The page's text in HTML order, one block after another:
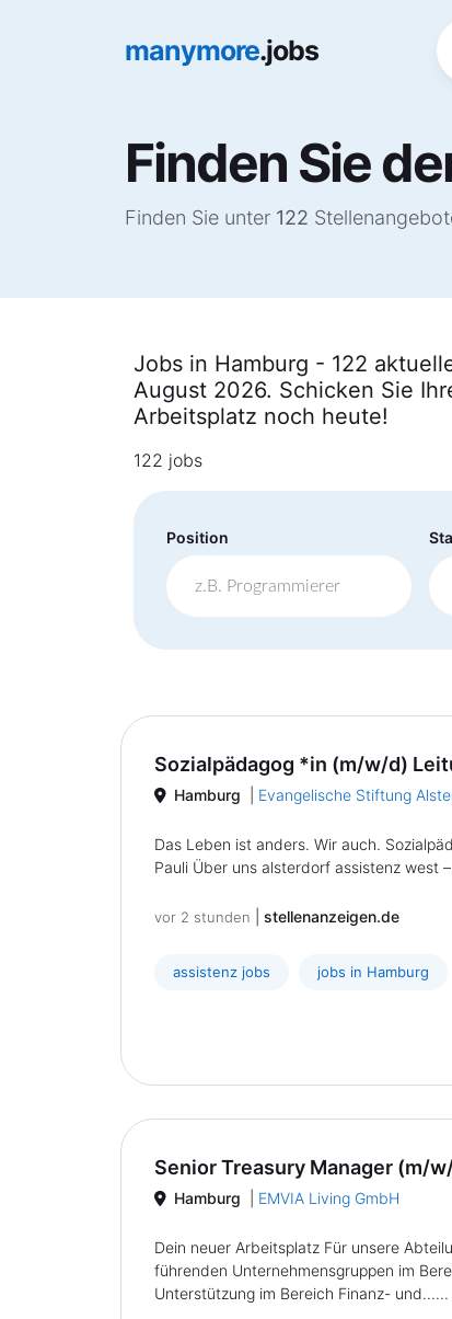
manymore.jobs
Finden Sie
Finden Sie unter 122
Jobs in Hamburg - 122
August 2026. Schicken Sie
Arbeitsplatz noch heute!
122 jobs
Position
Sozialpädagog *in (m/w/d)
Hamburg Evangelische Stiftung
Das Leben ist anders. Wir auch.
Pauli Über uns alsterdorf assistenz west
vor 2 stunden stellenanzeigen.de
assistenz jobs jobs in Hamburg
Senior Treasury Manager (m/
Hamburg EMVIA Living GmbH
Dein neuer Arbeitsplatz Für unsere
führenden Unternehmensgruppen im
Unterstützung im Bereich Finanz- und......